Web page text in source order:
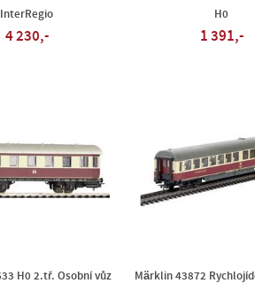
InterRegio
4 230,-
H0
1 391,-
H0 2.tř. Osobní vůz
Märklin 43872